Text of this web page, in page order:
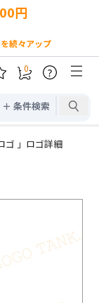
円
続々アップ
＋ 条件検索
0 ?
ゴ 」ロゴ詳細